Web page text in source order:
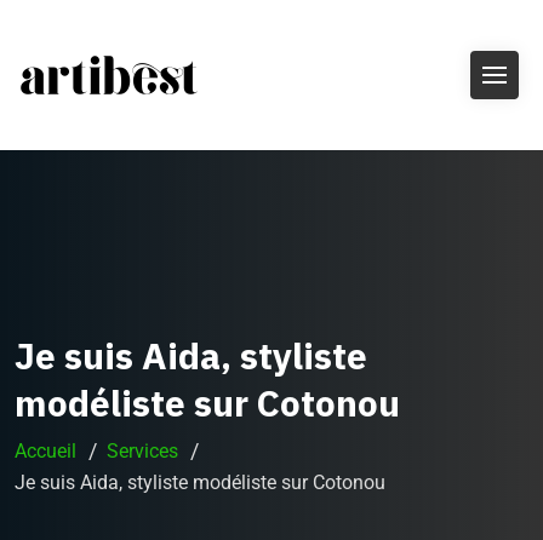
Je suis Aida, styliste
modéliste sur Cotonou
Accueil
Services
Je suis Aida, styliste modéliste sur Cotonou